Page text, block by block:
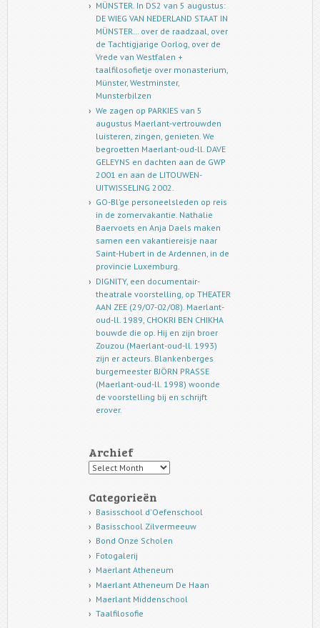
MÜNSTER. In DS2 van 5 augustus:
DE WIEG VAN NEDERLAND STAAT IN
MÜNSTER… over de raadzaal, over
de Tachtigjarige Oorlog, over de
Vrede van Westfalen +
taalfilosofietje over monasterium,
Münster, Westminster,
Munsterbilzen
We zagen op PARKIES van 5
augustus Maerlant-vertrouwden
luisteren, zingen, genieten. We
begroetten Maerlant-oud-ll. DAVE
GELEYNS en dachten aan de GWP
2001 en aan de LITOUWEN-
UITWISSELING 2002.
GO-Bl’ge personeelsleden op reis
in de zomervakantie. Nathalie
Baervoets en Anja Daels maken
samen een vakantiereisje naar
Saint-Hubert in de Ardennen, in de
provincie Luxemburg.
DIGNITY, een documentair-
theatrale voorstelling, op THEATER
AAN ZEE (29/07-02/08). Maerlant-
oud-ll. 1989, CHOKRI BEN CHIKHA
bouwde die op. Hij en zijn broer
Zouzou (Maerlant-oud-ll. 1993)
zijn er acteurs. Blankenberges
burgemeester BJÖRN PRASSE
(Maerlant-oud-ll. 1998) woonde
de voorstelling bij en schrijft
erover.
Archief
Archief
Categorieën
Basisschool d'Oefenschool
Basisschool Zilvermeeuw
Bond Onze Scholen
Fotogalerij
Maerlant Atheneum
Maerlant Atheneum De Haan
Maerlant Middenschool
Taalfilosofie